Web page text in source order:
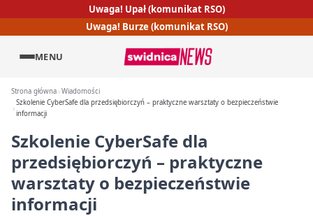
Uwaga! Upał (komunikat RSO)
Uwaga! Burze (komunikat RSO)
MENU
Strona główna Wiadomości
Szkolenie CyberSafe dla przedsiębiorczyń – praktyczne warsztaty o bezpieczeństwie
informacji
Szkolenie CyberSafe dla
przedsiębiorczyń – praktyczne
warsztaty o bezpieczeństwie
informacji